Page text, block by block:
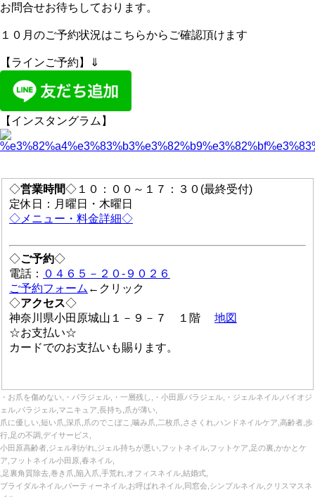
お問合せお待ちしております。
１０月のご予約状況はこちらからご確認頂けます
【ラインご予約】⇓
【インスタングラム】
◇営業時間◇１０：００～１７：３０(最終受付)
定休日：月曜日・木曜日
◇メニュー・料金詳細◇
◇ご予約◇
電話： ０４６５－２０-９０２６
ご予約フォーム ←クリック
◇アクセス◇
神奈川県小田原城山１－９－７ １階 地図
☆お支払い☆
カードでのお支払いも賜ります。
・お爪を傷めない,・パラジェル,・一層残し,・小田原パラジェル,・ジェルネイル,バイオジ
ェル,パラジェル,マニキュア,長持ち,爪が薄い,
爪に優しい,短い爪,深爪,爪のでこぼこ,噛み爪,二枚爪,ささくれ,ハンドネイルケア,高齢者,歩
行,足の不調,デイサービス,
小田原高齢者,ジェル剥がれ,ジェル持ちが悪い,フットネイル,フットケア,足の裏,かかとケ
ア,フットネイル小田原,春ネイル,
,足裏角質除去,巻き爪,陥入爪,手荒れ,オフィスネイル,結婚式,
ブライダルネイル,パーティーネイル,お呼ばれネイル,同窓会,シンプルネイル,クリスマスネ